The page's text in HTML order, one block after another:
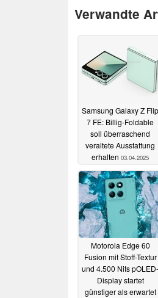
Verwandte
Samsung Galaxy Z Flip
7 FE: Billig-Foldable
soll überraschend
veraltete Ausstattung
erhalten 03.04.2025
Motorola Edge 60
Fusion mit Stoff-Textur
und 4.500 Nits pOLED-
Display startet
günstiger als erwartet